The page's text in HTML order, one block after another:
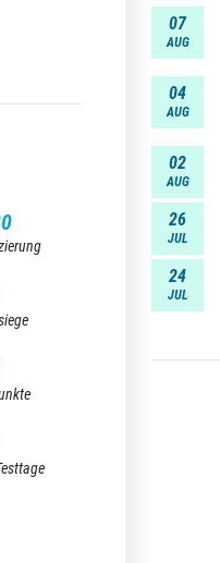
07
AUG
04
AUG
02
AUG
26
JUL
24
JUL